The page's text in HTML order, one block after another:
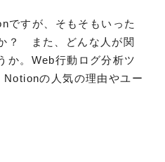
ですが、そもそもいった
？ また、どんな人が関
か。Web行動ログ分析ツ
の人気の理由やユー